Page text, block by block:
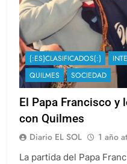
{:ES}CLASIFICADOS{:}
QUILMES
SOCIEDAD
El Papa Francisco y
con Quilmes
Diario EL SOL 1 año
La partida del Papa